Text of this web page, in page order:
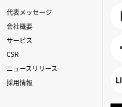
代表メッセージ
会社概要
サービス
CSR
ニュースリリース
採用情報